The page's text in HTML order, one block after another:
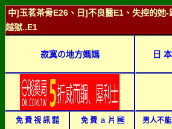
中]玉茗茶骨E26、日]不良醫E1、失控的她-
越獄..E1
寂寞の地方媽媽 日
免 費 視 訊 ㍿ 免 費 ａ 片 🆓 男人不